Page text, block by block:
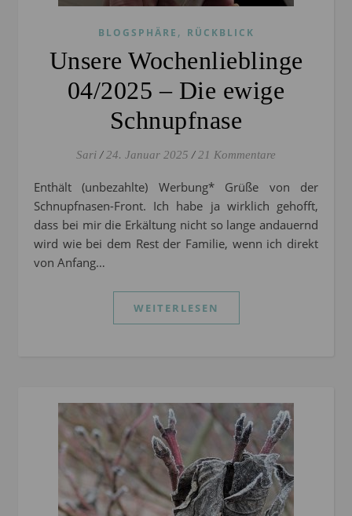
BLOGSPHÄRE , RÜCKBLICK
Unsere Wochenlieblinge
04/2025 – Die ewige
Schnupfnase
Sari / 24. Januar 2025 / 21 Kommentare
Enthält (unbezahlte) Werbung* Grüße von der
Schnupfnasen-Front. Ich habe ja wirklich gehofft,
dass bei mir die Erkältung nicht so lange andauernd
wird wie bei dem Rest der Familie, wenn ich direkt
von Anfang…
WEITERLESEN